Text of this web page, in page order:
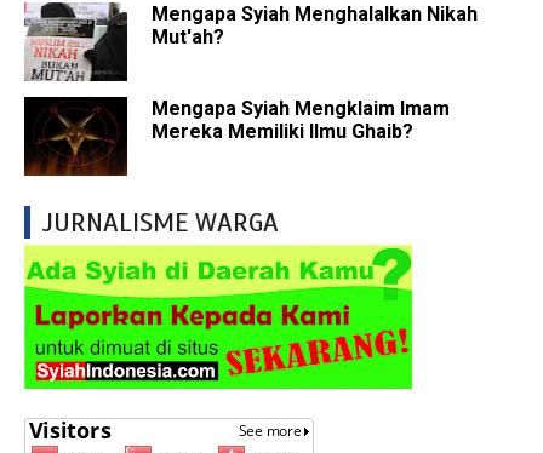
Mengapa Syiah Menghalalkan Nikah
Mut'ah?
Mengapa Syiah Mengklaim Imam
Mereka Memiliki Ilmu Ghaib?
JURNALISME WARGA